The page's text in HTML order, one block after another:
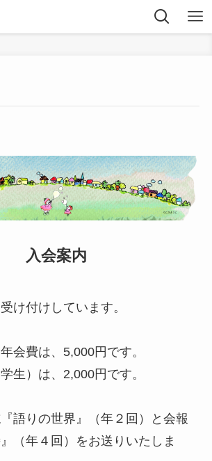
入会案内
け付けしています。
会費は、5,000円です。
生）は、2,000円です。
語りの世界』（年２回）と会報
』（年４回）をお送りいたしま